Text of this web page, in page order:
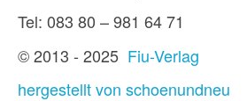
Tel: 083 80 – 981 64 71
© 2013 - 2025 Fiu-Verlag
hergestellt von schoenundneu